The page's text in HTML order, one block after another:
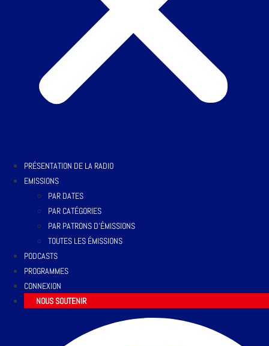
PRÉSENTATION DE LA RADIO
EMISSIONS
PAR DATES
PAR CATÉGORIES
PAR PATRONS D’ÉMISSIONS
TOUTES LES ÉMISSIONS
PODCASTS
PROGRAMMES
CONNEXION
NOUS SOUTENIR